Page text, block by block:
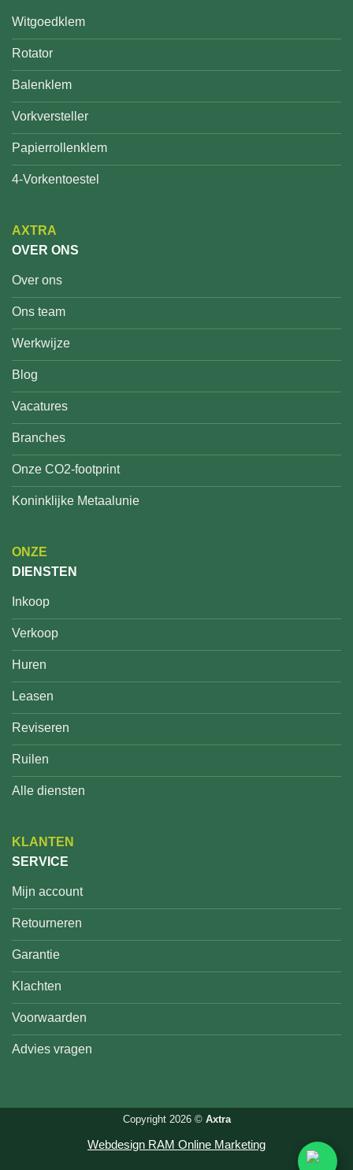
Witgoedklem
Rotator
Balenklem
Vorkversteller
Papierrollenklem
4-Vorkentoestel
AXTRA
OVER ONS
Over ons
Ons team
Werkwijze
Blog
Vacatures
Branches
Onze CO2-footprint
Koninklijke Metaalunie
ONZE
DIENSTEN
Inkoop
Verkoop
Huren
Leasen
Reviseren
Ruilen
Alle diensten
KLANTEN
SERVICE
Mijn account
Retourneren
Garantie
Klachten
Voorwaarden
Advies vragen
Copyright 2026 © Axtra
Webdesign RAM Online Marketing